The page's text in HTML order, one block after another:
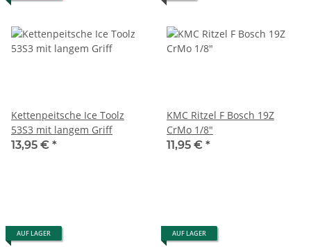
Kettenpeitsche Ice Toolz
53S3 mit langem Griff
13,95 € *
KMC Ritzel F Bosch 19Z
CrMo 1/8"
11,95 € *
AUF LAGER AUF LAGER